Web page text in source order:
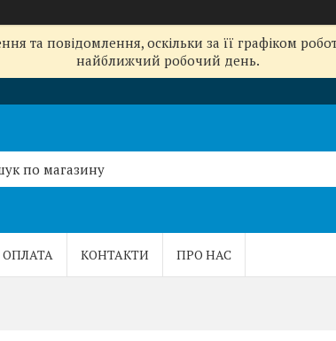
та повідомлення, оскільки за її графіком
найближчий робочий день.
КОНТАКТИ ПРО НАС